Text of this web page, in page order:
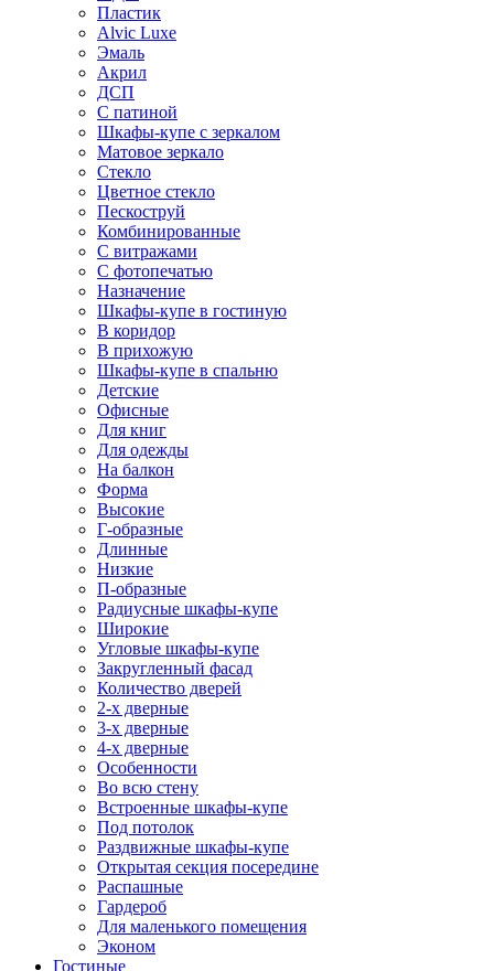
Пластик
Alvic Luxe
Эмаль
Акрил
ДСП
С патиной
Шкафы-купе с зеркалом
Матовое зеркало
Стекло
Цветное стекло
Пескоструй
Комбинированные
С витражами
С фотопечатью
Назначение
Шкафы-купе в гостиную
В коридор
В прихожую
Шкафы-купе в спальню
Детские
Офисные
Для книг
Для одежды
На балкон
Форма
Высокие
Г-образные
Длинные
Низкие
П-образные
Радиусные шкафы-купе
Широкие
Угловые шкафы-купе
Закругленный фасад
Количество дверей
2-х дверные
3-х дверные
4-х дверные
Особенности
Во всю стену
Встроенные шкафы-купе
Под потолок
Раздвижные шкафы-купе
Открытая секция посередине
Распашные
Гардероб
Для маленького помещения
Эконом
Гостиные